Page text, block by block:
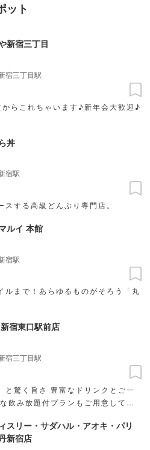
ット
新宿三丁目
らこれちゃいます♪新年会大歓迎♪
宿三丁目駅
丼
する高級どんぶり専門店。
宿駅
ルイ 本館
ルまで！あらゆるものがそろう「丸
宿駅
宿東口駅前店
と驚く旨さ 豊富なドリンクとご一
飲み放題付プランもご用意してま
宿三丁目駅
スリー・サダハル・アオキ・パリ
新宿店